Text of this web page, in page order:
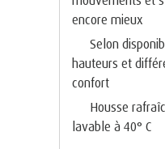
encore mieux
Selon
hauteurs et
confort
Housse
lavable à 40° C